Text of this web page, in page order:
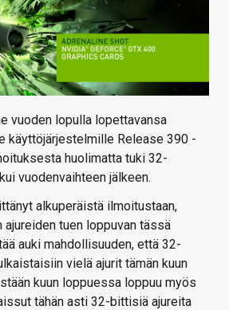
vuoden lopulla lopettavansa
käyttöjärjestelmille Release 390 -
huolimatta tuki 32-
vuodenvaihteen jälkeen.
alkuperäistä ilmoitustaan,
tuen loppuvan tässä
auki mahdollisuuden, että 32-
vielä ajurit tämän kuun
kuun loppuessa loppuu myös
tähän asti 32-bittisiä ajureita